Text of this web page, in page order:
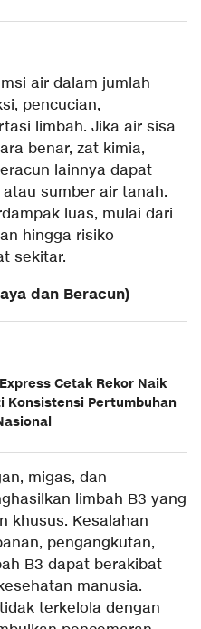
air dalam jumlah
pencucian,
limbah. Jika air sisa
benar, zat kimia,
lainnya dapat
sumber air tanah.
luas, mulai dari
hingga risiko
sekitar.
dan Beracun)
Cetak Rekor Naik
Konsistensi Pertumbuhan
migas, dan
limbah B3 yang
khusus. Kesalahan
pengangkutan,
B3 dapat berakibat
manusia.
terkelola dengan